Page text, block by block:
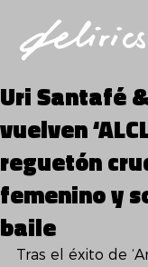
Uri Santafé
vuelven
reguetón
femenino y
baile
Tras el éxito de